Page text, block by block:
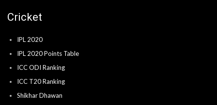
Cricket
IPL 2020
IPL 2020 Points Table
ICC ODI Ranking
ICC T20 Ranking
Shikhar Dhawan